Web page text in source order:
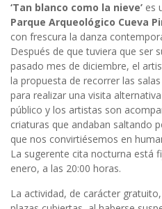
‘Tan blanco como la nieve’ es
Parque Arqueológico Cueva
con frescura la danza
Después de que tuviera que ser
pasado mes de diciembre, el
la propuesta de recorrer las
para realizar una visita
público y los artistas son
criaturas que andaban saltando
que nos convirtiésemos en
La sugerente cita nocturna está
enero, a las 20:00 horas.
La actividad, de carácter